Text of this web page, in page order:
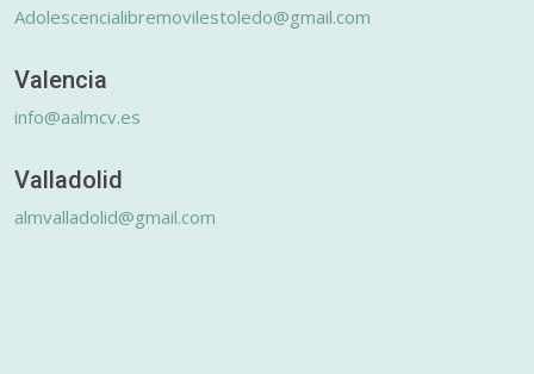
Adolescencialibremovilestoledo@gmail.com
Valencia
info@aalmcv.es
Valladolid
almvalladolid@gmail.com